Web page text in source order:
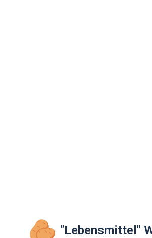
"Lebensmittel"